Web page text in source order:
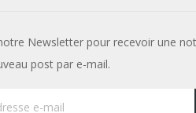
Newsletter pour recevoir une
post par e-mail.